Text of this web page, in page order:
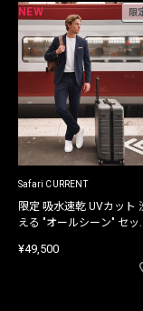
NEW 限
Safari CURRENT
限定 吸水速乾 UVカット
える "オールシーン" セット
¥49,500